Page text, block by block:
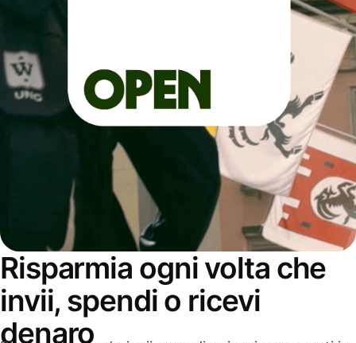
Risparmia ogni volta che
invii, spendi o ricevi
denaro